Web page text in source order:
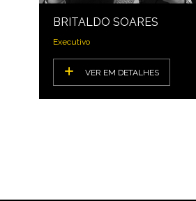
BRITALDO SOARES
Executivo
VER EM DETALHES